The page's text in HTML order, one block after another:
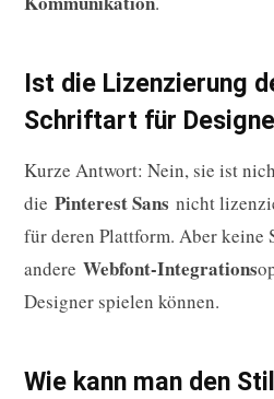
Ist die Lizenzierung
Schriftart für
Kurze Antwort: Nein, sie ist
die Pinterest Sans nicht
für deren Plattform. Aber keine
andere Webfont-Integrations
Designer spielen können.
Wie kann man den